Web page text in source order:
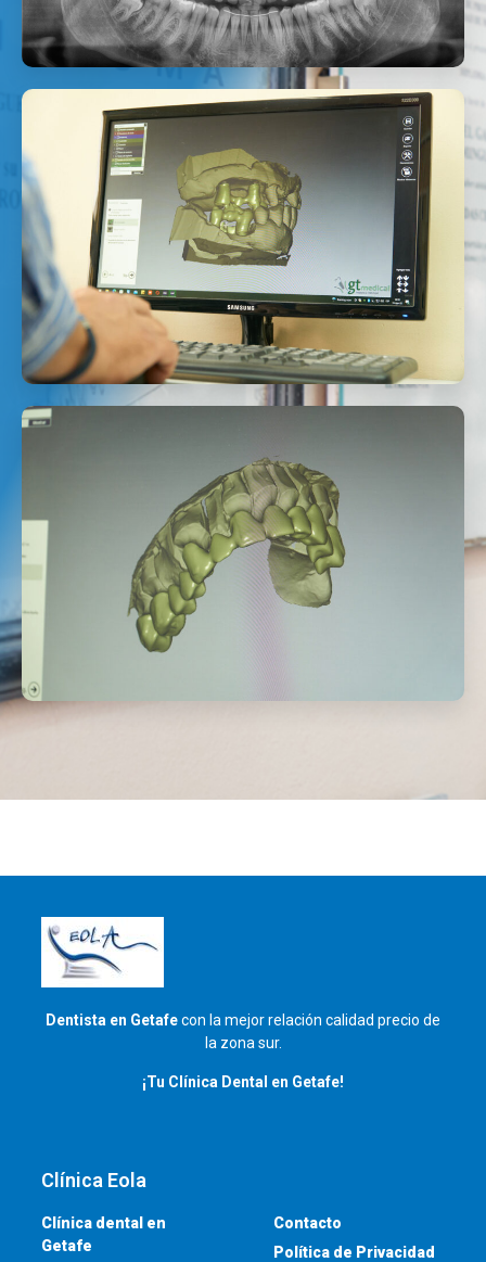
Dentista en Getafecon la mejor relación calidad precio de
la zona sur.
¡Tu Clínica Dental en Getafe!
Clínica Eola
Clínica dental en
Getafe
Contacto
Política de Privacidad